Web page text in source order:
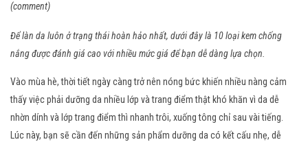
(comment)
Để làn da luôn ở trạng thái hoàn hảo nhất, dưới đây là 10 loại kem chống
nắng được đánh giá cao với nhiều mức giá để bạn dễ dàng lựa chọn.
Vào mùa hè, thời tiết ngày càng trở nên nóng bức khiến nhiều nàng cảm
thấy việc phải dưỡng da nhiều lớp và trang điểm thật khó khăn vì da dễ
nhờn dính và lớp trang điểm thì nhanh trôi, xuống tông chỉ sau vài tiếng.
Lúc này, bạn sẽ cần đến những sản phẩm dưỡng da có kết cấu nhẹ, dễ